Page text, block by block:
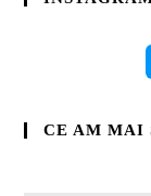
CE AM MAI